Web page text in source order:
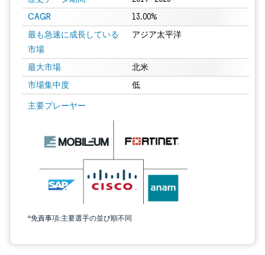
CAGR 13.00%
最も急速に成長している
市場
アジア太平洋
最大市場 北米
市場集中度 低
主要プレーヤー
*免責事項:主要選手の並び順不同